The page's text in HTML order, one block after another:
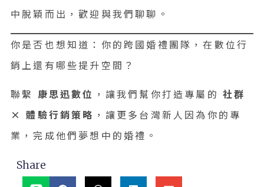
中脫穎而出，歡迎與我們聊聊。
你是否也想知道：你的跨國婚禮團隊，在數位行
銷上還有哪些提升空間？
聯繫 康思迅數位 ，讓我們幫你打造專屬的社群
× 體驗行銷策略 ，讓更多台灣新人因為你的專
業，完成他們夢想中的婚禮。
Share